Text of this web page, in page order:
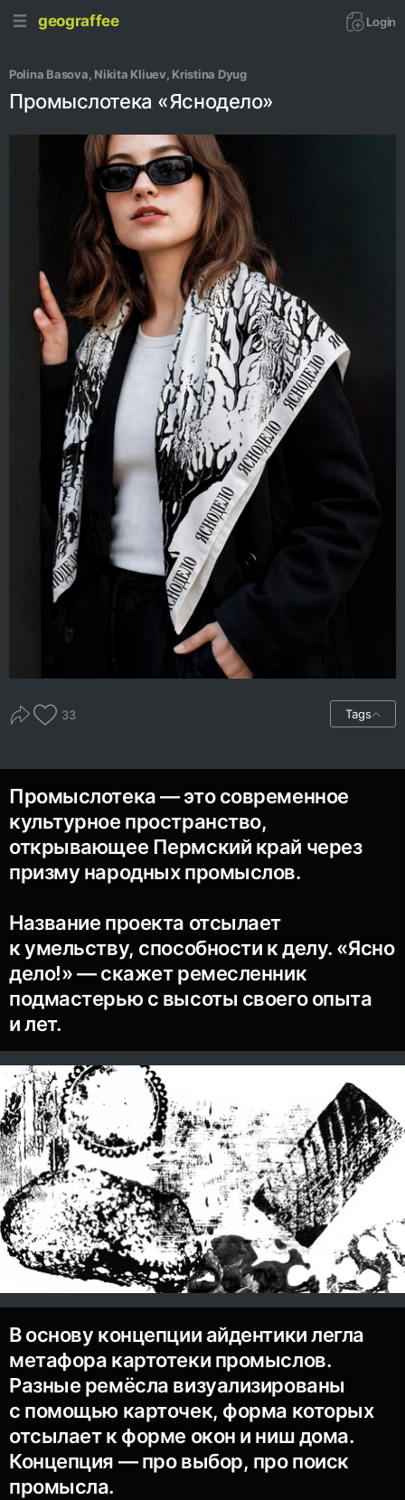
geograffee Login
Polina Basova, Nikita Kliuev, Kristina Dyug
Промыслотека «Яснодело»
33 Tags
Промыслотека — это современное
культурное пространство,
открывающее Пермский край через
призму народных промыслов.
Название проекта отсылает
к умельству, способности к делу. «Ясно
дело!» — скажет ремесленник
подмастерью с высоты своего опыта
и лет.
В основу концепции айдентики легла
метафора картотеки промыслов.
Разные ремёсла визуализированы
с помощью карточек, форма которых
отсылает к форме окон и ниш дома.
Концепция — про выбор, про поиск
промысла.